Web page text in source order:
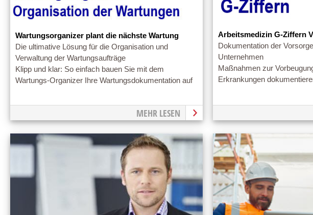
Wartungsorganizer plant die nächste Wartung
Die ultimative Lösung für die Organisation und
Verwaltung der Wartungsaufträge
Klipp und klar: So einfach bauen Sie mit dem
Wartungs-Organizer Ihre Wartungsdokumentation auf
MEHR LESEN
Arbeitsmedizin G-Ziffern
Dokumentation der
Unternehmen
Maßnahmen zur
Erkrankungen